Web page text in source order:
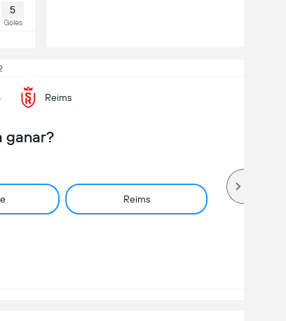
5
Goles
Reims
ganar?
Reims